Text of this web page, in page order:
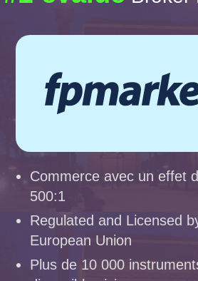
Commerce avec un effet
500:1
Regulated and Licensed
European Union
Plus de 10 000